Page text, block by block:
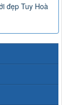
đẹp Tuy Hoà